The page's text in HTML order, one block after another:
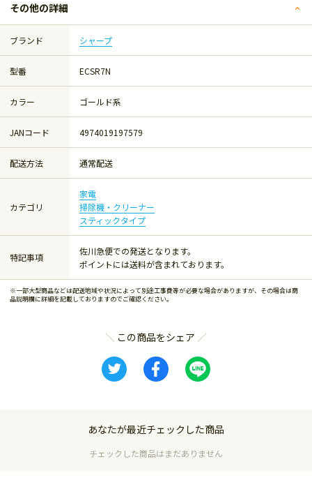
その他の詳細
ブランド シャープ
型番 ECSR7N
カラー ゴールド系
JANコード 4974019197579
配送方法 通常配送
カテゴリ
家電
掃除機・クリーナー
スティックタイプ
特記事項
佐川急便での発送となります。
ポイントには送料が含まれております。
※一部大型商品などは配送地域や状況によって別途工事費等が必要な場合がありますが、その場合は商
品説明欄に詳細を記載しておりますのでご確認ください。
この商品をシェア
あなたが最近チェックした商品
チェックした商品はまだありません